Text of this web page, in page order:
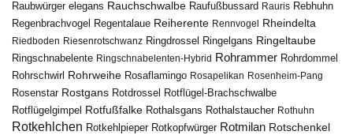
Raubwürger elegans Rauchschwalbe Raufußbussard Rauris Rebhuhn
Regenbrachvogel Regentalaue Reiherente Rennvogel Rheindelta
Riedboden Riesenrotschwanz Ringdrossel Ringelgans Ringeltaube
Ringschnabelente Ringschnabelenten-Hybrid Rohrammer Rohrdommel
Rohrschwirl Rohrweihe Rosaflamingo Rosapelikan Rosenheim-Pang
Rosenstar Rostgans Rotdrossel
Rotflügel-Brachschwalbe
Rotflügelgimpel Rotfußfalke Rothalsgans Rothalstaucher Rothuhn
Rotkehlchen Rotkehlpieper Rotkopfwürger Rotmilan Rotschenkel